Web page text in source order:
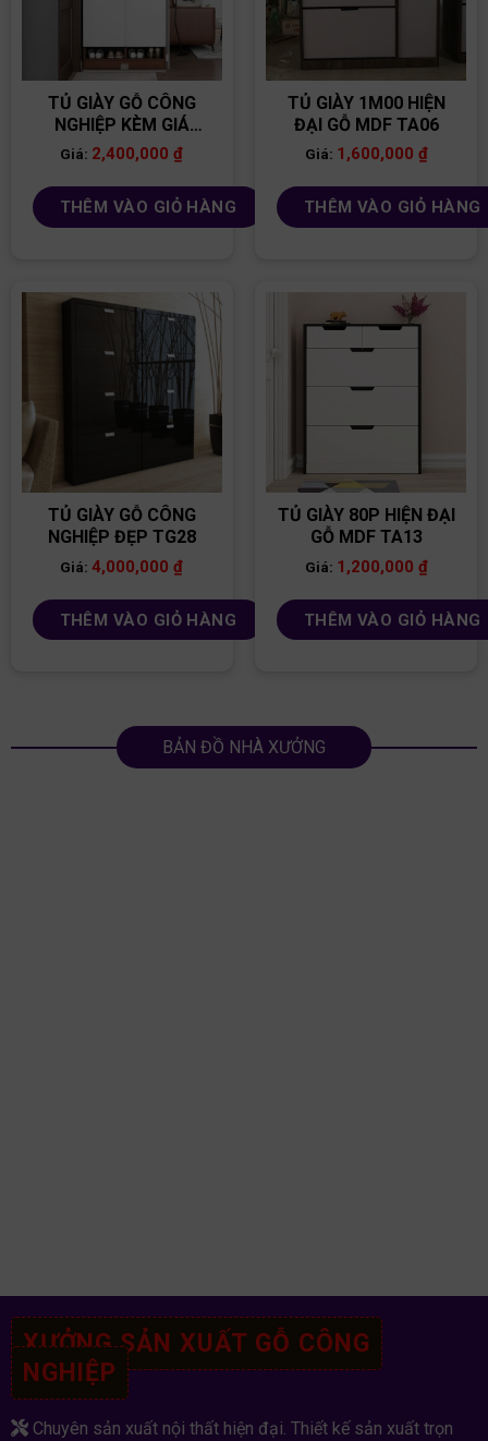
TỦ GIÀY GỖ CÔNG
NGHIỆP KÈM GIÁ
TREO TG25
Giá: 2,400,000₫
THÊM VÀO GIỎ HÀNG
TỦ GIÀY 1M00 HIỆN
ĐẠI GỖ MDF TA06
Giá: 1,600,000 ₫
THÊM VÀO GIỎ HÀNG
TỦ GIÀY GỖ CÔNG
NGHIỆP ĐẸP TG28
Giá:4,000,000₫
THÊM VÀO GIỎ HÀNG
TỦ GIÀY 80P HIỆN ĐẠI
GỖ MDF TA13
Giá: 1,200,000 ₫
THÊM VÀO GIỎ HÀNG
BẢN ĐỒ NHÀ XƯỞNG
XƯỞNG SẢN XUẤT GỖ CÔNG
NGHIỆP
Chuyên sản xuất nội thất hiện đại. Thiết kế sản xuất trọn